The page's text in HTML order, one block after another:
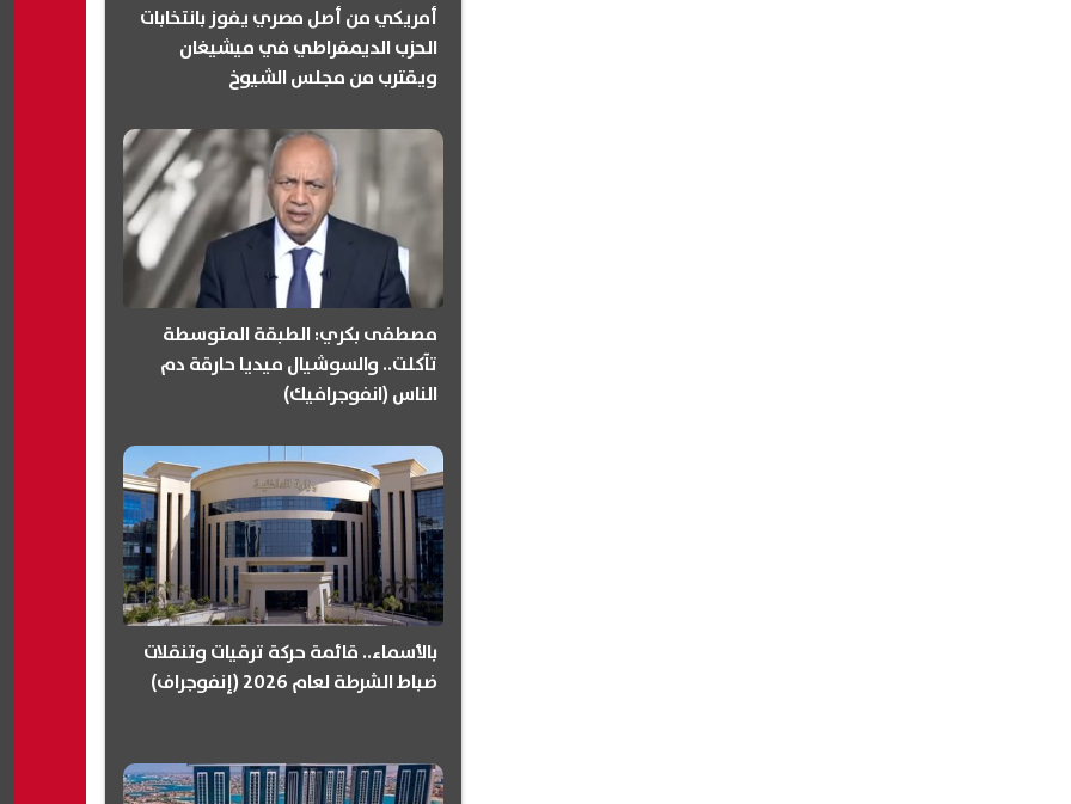
أمريكي من أصل مصري يفوز بانتخابات
الحزب الديمقراطي في ميشيغان
ويقترب من مجلس الشيوخ
مصطفى بكري: الطبقة المتوسطة
تآكلت.. والسوشيال ميديا حارقة دم
الناس (انفوجرافيك)
بالأسماء.. قائمة حركة ترقيات وتنقلات
ضباط الشرطة لعام 2026 (إنفوجراف)